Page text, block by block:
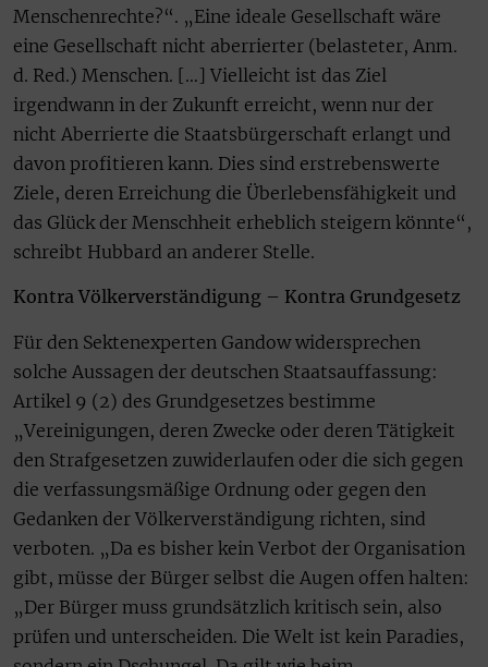
Menschenrechte?“. „Eine ideale Gesellschaft wäre
eine Gesellschaft nicht aberrierter (belasteter, Anm.
d. Red.) Menschen. […] Vielleicht ist das Ziel
irgendwann in der Zukunft erreicht, wenn nur der
nicht Aberrierte die Staatsbürgerschaft erlangt und
davon profitieren kann. Dies sind erstrebenswerte
Ziele, deren Erreichung die Überlebensfähigkeit und
das Glück der Menschheit erheblich steigern könnte“,
schreibt Hubbard an anderer Stelle.
Kontra Völkerverständigung – Kontra Grundgesetz
Für den Sektenexperten Gandow widersprechen
solche Aussagen der deutschen Staatsauffassung:
Artikel 9 (2) des Grundgesetzes bestimme
„Vereinigungen, deren Zwecke oder deren Tätigkeit
den Strafgesetzen zuwiderlaufen oder die sich gegen
die verfassungsmäßige Ordnung oder gegen den
Gedanken der Völkerverständigung richten, sind
verboten. „Da es bisher kein Verbot der Organisation
gibt, müsse der Bürger selbst die Augen offen halten:
„Der Bürger muss grundsätzlich kritisch sein, also
prüfen und unterscheiden. Die Welt ist kein Paradies,